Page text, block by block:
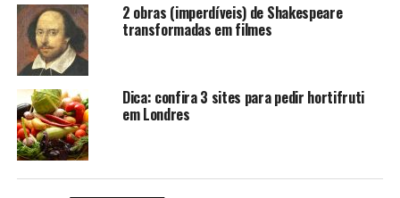
Clique
para
compartilhar
no
Twitter(abre
nova
janela)
Clique
para
em
nova
janela)
Relacionado
Volta às aulas em Londres:
preço de itens básicos
2 obras (imperdíveis) de Shakespeare
transformadas em filmes
Dica: confira 3 sites para pedir hortifruti
em Londres